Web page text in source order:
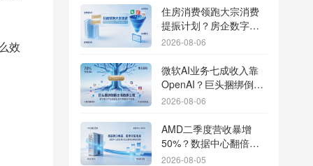
效
住房消费领跑大宗消费
提振计划？房企数字化
转型加速线下场景智能
2026-08-06
微软AI业务七成收入靠
OpenAI？巨头捆绑倒逼
出海App独立追踪全渠道
2026-08-06
AMD二季度营收暴增
50%？数据中心翻倍增
长驱动跨端分发新底座
2026-08-05